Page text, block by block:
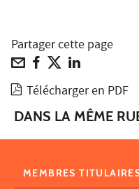
Partager cette page
Télécharger en PDF
DANS LA MÊME
MEMBRES